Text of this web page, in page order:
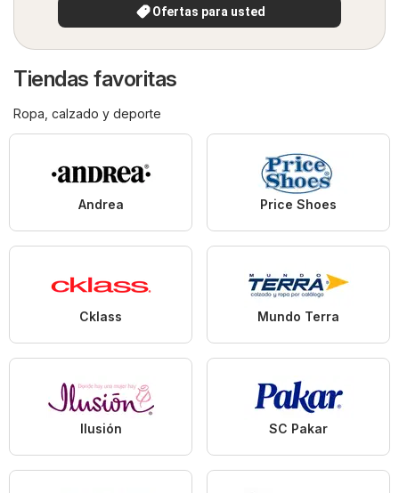
Ofertas para usted
Tiendas favoritas
Ropa, calzado y deporte
Andrea Price Shoes
Cklass Mundo Terra
Ilusión SC Pakar